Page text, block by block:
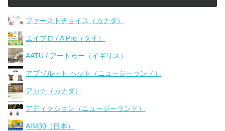
ファーストチョイス（カナダ）
エイプロ / A Pro（タイ）
AATU / アートゥー（イギリス）
アブソルート ペット（ニュージーランド）
アカナ（カナダ）
アディクション（ニュージーランド）
AIM30（日本）